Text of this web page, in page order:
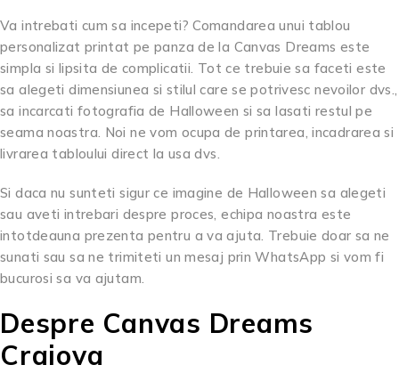
Va intrebati cum sa incepeti? Comandarea unui tablou
personalizat printat pe panza de la Canvas Dreams este
simpla si lipsita de complicatii. Tot ce trebuie sa faceti este
sa alegeti dimensiunea si stilul care se potrivesc nevoilor dvs.,
sa incarcati fotografia de Halloween si sa lasati restul pe
seama noastra. Noi ne vom ocupa de printarea, incadrarea si
livrarea tabloului direct la usa dvs.
Si daca nu sunteti sigur ce imagine de Halloween sa alegeti
sau aveti intrebari despre proces, echipa noastra este
intotdeauna prezenta pentru a va ajuta. Trebuie doar sa ne
sunati sau sa ne trimiteti un mesaj prin WhatsApp si vom fi
bucurosi sa va ajutam.
Despre Canvas Dreams
Craiova